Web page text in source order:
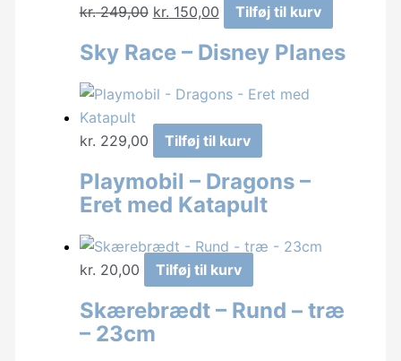
kr.249,00 Den
oprindelige
pris
kr. 249,00.
kr. 150,00Den
aktuelle
pris
kr. 150,00.
Tilføj til kurv
Sky Race – Disney Planes
kr. 229,00 Tilføj til kurv
Playmobil – Dragons –
Eret med Katapult
kr. 20,00 Tilføj til kurv
Skærebrædt – Rund – træ
– 23cm